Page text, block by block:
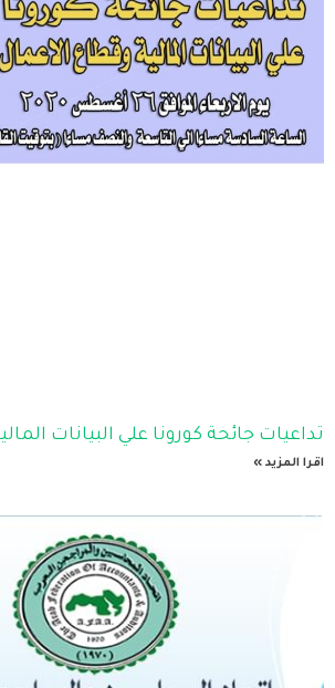
تداعيات جائحة كورونا علي البيانات
اقرا المزيد »